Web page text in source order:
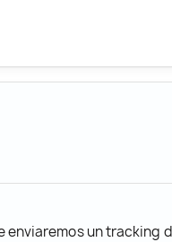
enviaremos un tracking